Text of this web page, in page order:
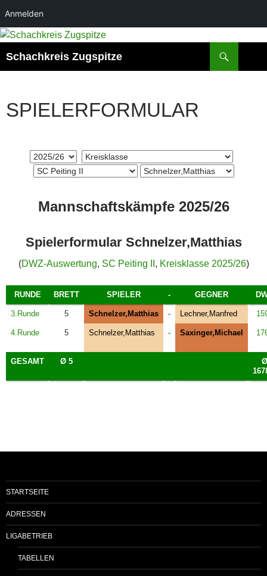
Anmelden
Zum
springen
Schachkreis Zugspitze
SPIELERFORMULAR
Mannschaftskämpfe 2025/26
Spielerformular Schnelzer,Matthias
(DWZ-Auswertung, SC Peiting II , Kreisklasse 2025/26)
RUNDE BRETT SPIELER - GEGNER
3.Runde 5 Schnelzer,Matthias - Lechner,Manfred
4.Runde 5 Schnelzer,Matthias - Saxinger,Michael
GESAMT Ø 5
Ø
STARTSEITE
ADRESSEN
LIGABETRIEB
TABELLEN